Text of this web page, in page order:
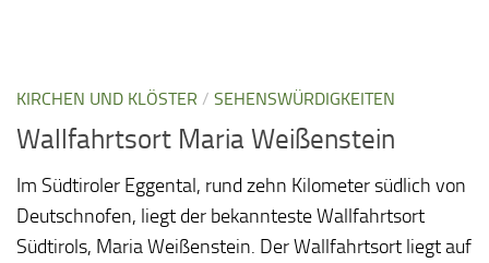
KIRCHEN UND KLÖSTER / SEHENSWÜRDIGKEITEN
Wallfahrtsort Maria Weißenstein
Im Südtiroler Eggental, rund zehn Kilometer südlich von
Deutschnofen, liegt der bekannteste Wallfahrtsort
Südtirols, Maria Weißenstein. Der Wallfahrtsort liegt auf